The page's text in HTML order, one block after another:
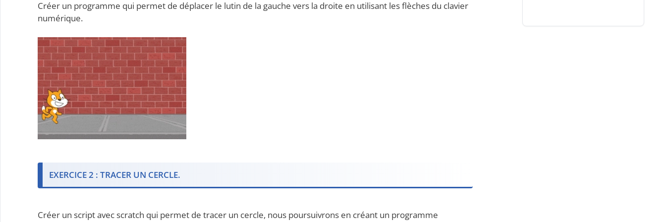
Créer un programme qui permet de déplacer le lutin de la gauche vers la droite en utilisant les flèches du clavier
numérique.
EXERCICE 2 : TRACER UN CERCLE.
Créer un script avec scratch qui permet de tracer un cercle, nous poursuivrons en créant un programme